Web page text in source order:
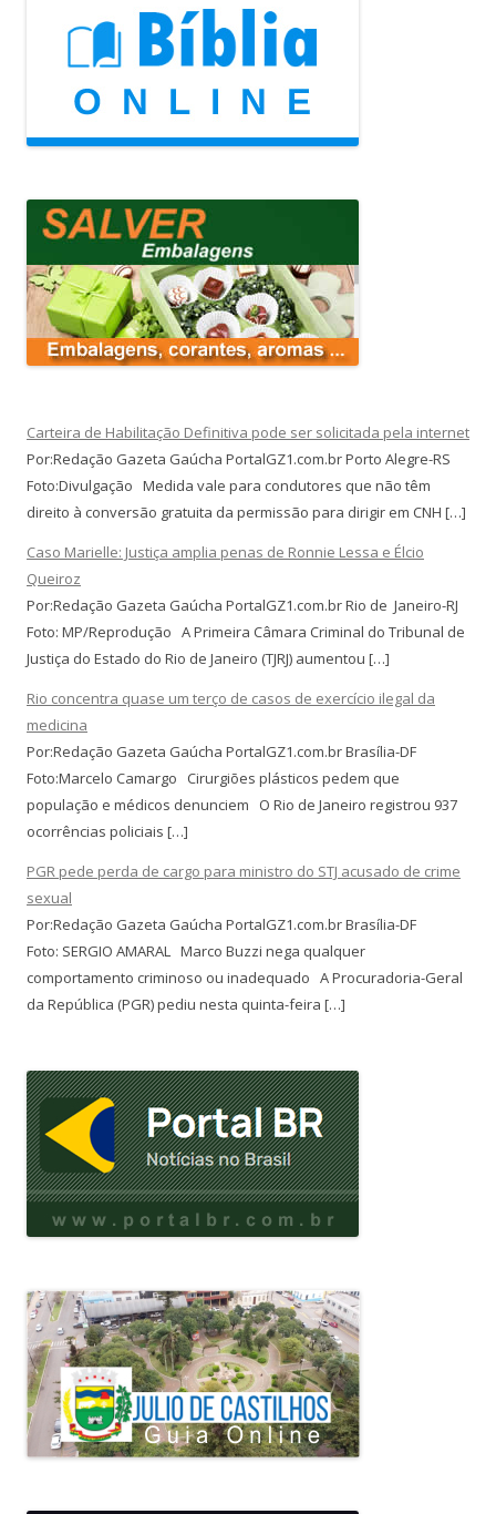
Carteira de Habilitação Definitiva pode ser solicitada pela internet
Por:Redação Gazeta Gaúcha PortalGZ1.com.br Porto Alegre-RS
Foto:Divulgação Medida vale para condutores que não têm
direito à conversão gratuita da permissão para dirigir em CNH […]
Caso Marielle: Justiça amplia penas de Ronnie Lessa e Élcio
Queiroz
Por:Redação Gazeta Gaúcha PortalGZ1.com.br Rio de Janeiro-RJ
Foto: MP/Reprodução A Primeira Câmara Criminal do Tribunal de
Justiça do Estado do Rio de Janeiro (TJRJ) aumentou […]
Rio concentra quase um terço de casos de exercício ilegal da
medicina
Por:Redação Gazeta Gaúcha PortalGZ1.com.br Brasília-DF
Foto:Marcelo Camargo Cirurgiões plásticos pedem que
população e médicos denunciem O Rio de Janeiro registrou 937
ocorrências policiais […]
PGR pede perda de cargo para ministro do STJ acusado de crime
sexual
Por:Redação Gazeta Gaúcha PortalGZ1.com.br Brasília-DF
Foto: SERGIO AMARAL Marco Buzzi nega qualquer
comportamento criminoso ou inadequado A Procuradoria-Geral
da República (PGR) pediu nesta quinta-feira […]